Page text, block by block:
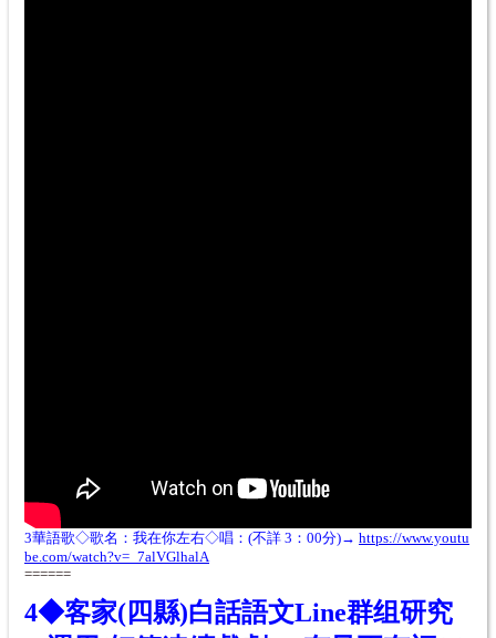
3華語歌◇歌名： 我在你左右◇唱：(不詳 3：00分)→ https://www.youtu
be.com/watch?v=_7alVGlhalA
======
4◆客家(四縣)白話語文Line群组研究